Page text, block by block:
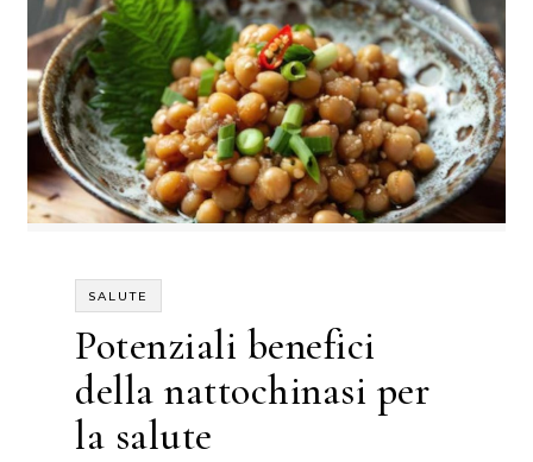
SALUTE
Potenziali benefici
della nattochinasi per
la salute